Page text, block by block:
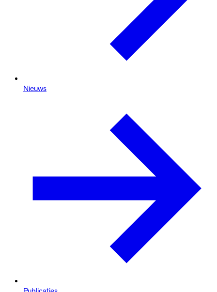
Nieuws